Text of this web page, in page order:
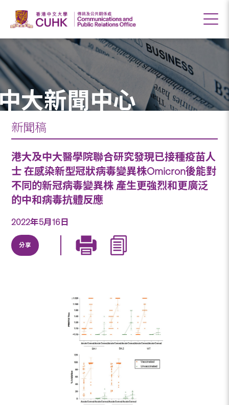
大新聞中心
新聞稿
港大及中大醫學院聯合研究發現已接種疫苗人
士 在感染新型冠狀病毒變異株Omicron後能對
不同的新冠病毒變異株 產生更強烈和更廣泛
的中和病毒抗體反應
2022年5月16日
分享